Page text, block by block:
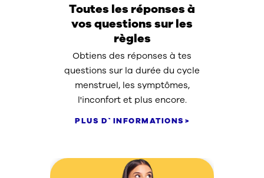
Toutes les réponses à
vos questions sur les
règles
Obtiens des réponses à tes
questions sur la durée du cycle
menstruel, les symptômes,
l'inconfort et plus encore.
PLUS D`INFORMATIONS